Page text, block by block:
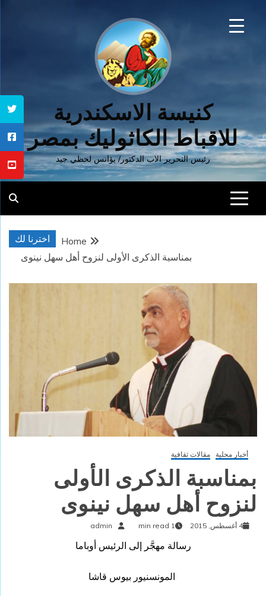
كنيسة الاسكندرية
للاقباط الكاثوليك بمصر
رئيس التحرير الاب الدكتور/ يؤانس لحظي جيد
اخترنا لك
Home
بمناسبة الذكرى الأولى لنزوح أهل سهل نينوى
أخبار محلية مقالات ثقافية
بمناسبة الذكرى الأولى
لنزوح أهل سهل نينوى
4 أغسطس, 2015 1 min read
admin
رسالة مهجَّر إلى الرئيس أوباما
المونسنيور بيوس قاشا